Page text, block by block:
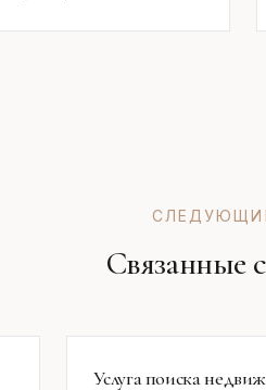
Связанные
Услуга поиска